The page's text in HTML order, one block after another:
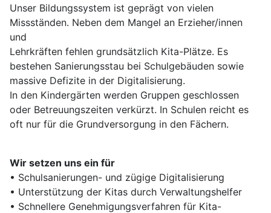
Unser Bildungssystem ist geprägt von vielen
Missständen. Neben dem Mangel an Erzieher/innen
und
Lehrkräften fehlen grundsätzlich Kita-Plätze. Es
bestehen Sanierungsstau bei Schulgebäuden sowie
massive Defizite in der Digitalisierung.
In den Kindergärten werden Gruppen geschlossen
oder Betreuungszeiten verkürzt. In Schulen reicht es
oft nur für die Grundversorgung in den Fächern.
Wir setzen uns ein für
• Schulsanierungen- und zügige Digitalisierung
• Unterstützung der Kitas durch Verwaltungshelfer
• Schnellere Genehmigungsverfahren für Kita-